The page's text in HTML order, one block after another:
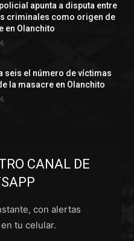
apunta a disputa entre
criminales como origen de
en Olanchito
seis el número de víctimas
la masacre en Olanchito
CANAL DE
con alertas
tu celular.